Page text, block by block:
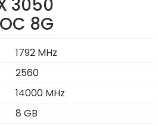
3050
8G
1792 MHz
2560
14000 MHz
8 GB